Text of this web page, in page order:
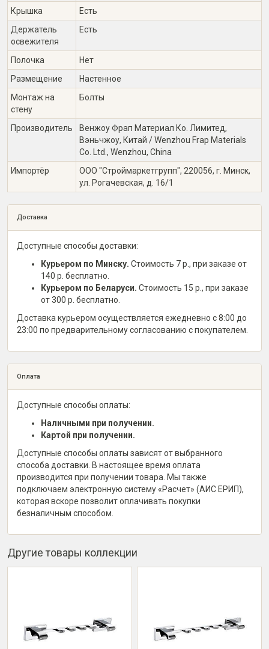
Крышка
Есть
Держатель
освежителя
Есть
Полочка
Нет
Размещение
Настенное
Монтаж на
стену
Болты
Производитель
Венжоу Фрап Материал Ко. Лимитед,
Вэньчжоу, Китай / Wenzhou Frap Materials
Co. Ltd., Wenzhou, China
Импортёр
ООО "Строймаркетгрупп", 220056, г. Минск,
ул. Рогачевская, д. 16/1
Доставка
Доступные способы доставки:
Курьером по Минску. Стоимость 7 р., при заказе от
140 р. бесплатно.
Курьером по Беларуси. Стоимость 15 р., при заказе
от 300 р. бесплатно.
Доставка курьером осуществляется ежедневно с 8:00 до
23:00 по предварительному согласованию с покупателем.
Оплата
Доступные способы оплаты:
Наличными при получении.
Картой при получении.
Доступные способы оплаты зависят от выбранного
способа доставки. В настоящее время оплата
производится при получении товара. Мы также
подключаем электронную систему «Расчет» (АИС ЕРИП),
которая вскоре позволит оплачивать покупки
безналичным способом.
Другие товары коллекции